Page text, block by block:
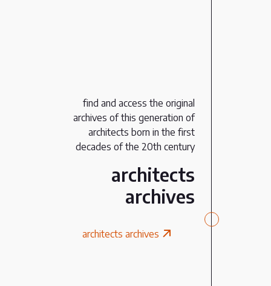
find and access the original
archives of this generation of
architects born in the first
decades of the 20th century
architects
archives
architects archives